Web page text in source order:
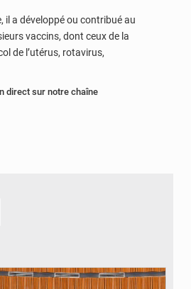
il a développé ou contribué au
vaccins, dont ceux de la
de l’utérus, rotavirus,
direct sur notre chaîne